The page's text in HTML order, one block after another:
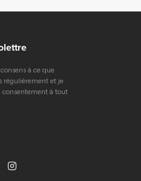
à ce que
régulièrement et je
à tout